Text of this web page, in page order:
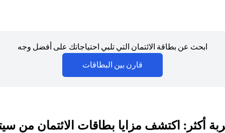
ابحث عن بطاقة الائتمان التي تلبي احتياجاتك على أفضل وجه
قارن بين البطاقات
أكثر: اكتشف مزايا بطاقات الائتمان من